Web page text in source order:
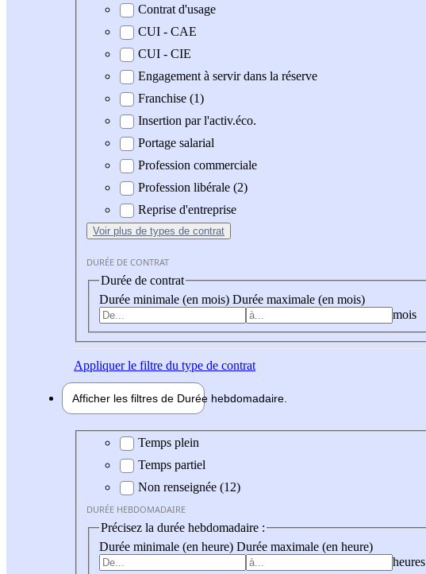
Contrat d'usage
CUI - CAE
CUI - CIE
Engagement à servir dans la réserve
Franchise (1)
Insertion par l'activ.éco.
Portage salarial
Profession commerciale
Profession libérale (2)
Reprise d'entreprise
Voir plus de types de contrat
DURÉE DE CONTRAT
Durée de contrat
Durée minimale (en mois) Durée maximale (en mois)
mois
Appliquerle filtre du type de contrat
Afficher les filtres de Durée hebdomadaire
Durée hebdomadaire
Temps plein
Temps partiel
Non renseignée (12)
DURÉE HEBDOMADAIRE
Précisez la durée hebdomadaire :
Durée minimale (en heure) Durée maximale (en heure)
heures